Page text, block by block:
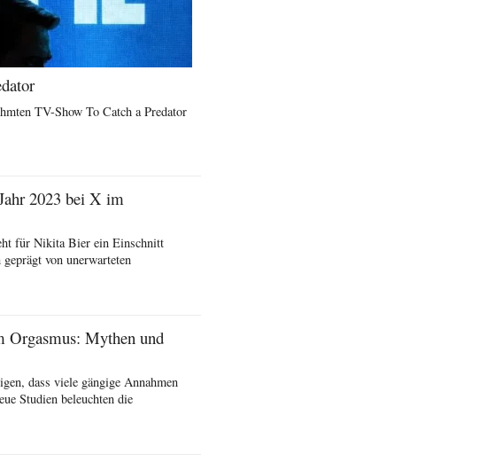
TV-Show To Catch a Predator
2023 bei X im
für Nikita Bier ein Einschnitt
von unerwarteten
Orgasmus: Mythen und
dass viele gängige Annahmen
Studien beleuchten die